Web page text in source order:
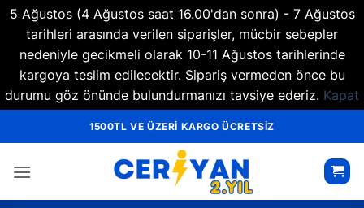
5 Ağustos (4 Ağustos saat 16.00'dan sonra) - 7 Ağustos
tarihleri arasında verilen siparişler, mücbir sebepler
nedeniyle gecikmeli olarak 10-11 Ağustos tarihlerinde
kargoya teslim edilecektir. Sipariş vermeden önce bu
durumu göz önünde bulundurmanızı tavsiye ederiz. Kapat
atla
1500TL VE ÜZERİ KARGO ÜCRETSİZ